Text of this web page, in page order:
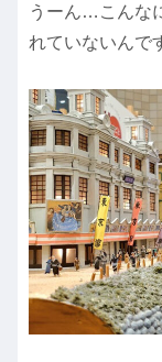
うーん…こんな
れていないんで